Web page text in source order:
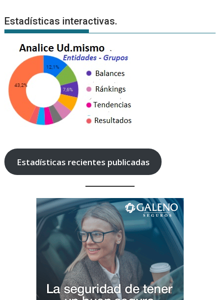
Estadísticas interactivas.
Estadísticas recientes publicadas